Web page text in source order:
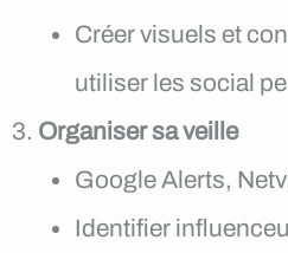
Créer visuels et
utiliser les social
Organiser sa veille
Google Alerts,
Identifier